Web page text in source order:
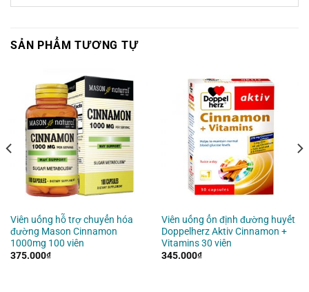
SẢN PHẨM TƯƠNG TỰ
Viên uống hỗ trợ chuyển hóa
đường Mason Cinnamon
1000mg 100 viên
375.000₫
Viên uống ổn định đường huyết
Doppelherz Aktiv Cinnamon +
Vitamins 30 viên
345.000₫